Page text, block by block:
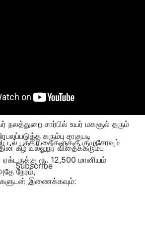
பத்திரிகைகளுக்கு குழுசேரவும்
Subscribe
இணைக்கவும்:
சார்பில் உயர் மகசூல் தரும்
கரும்பு சாகுபடி
கீழ் வல்லுநர் விதைக்கரும்பு
ரூ. 12,500 மானியம்
நேரம்,